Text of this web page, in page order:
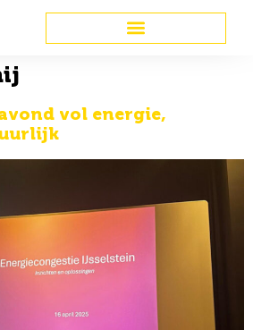
vol energie,